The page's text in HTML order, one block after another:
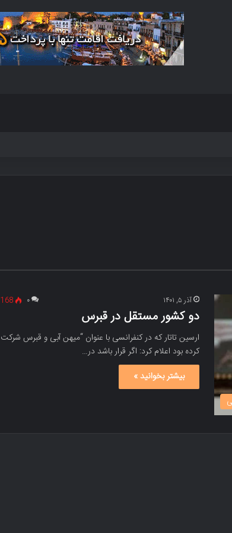
آذر ۵, ۱۴۰۱ ۰ 168
دو کشور مستقل در قبرس
ارسین تاتار که در کنفرانسی با عنوان “میهن آبی و قبرس شرکت
کرده بود اعلام کرد: اگر قرار باشد در…
بیشتر بخوانید »